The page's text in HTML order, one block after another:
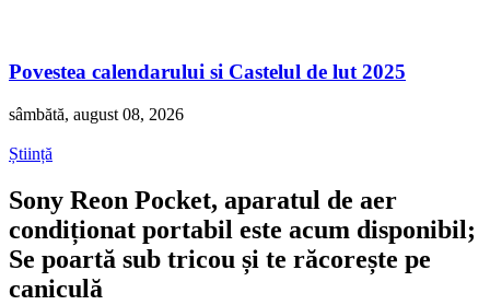
Povestea calendarului si Castelul de lut 2025
sâmbătă, august 08, 2026
Știință
Sony Reon Pocket, aparatul de aer
condiționat portabil este acum disponibil;
Se poartă sub tricou și te răcorește pe
caniculă